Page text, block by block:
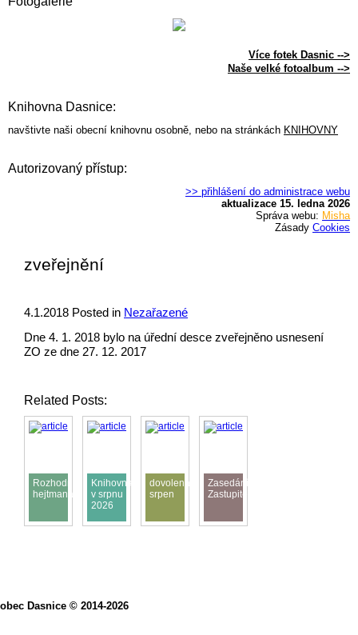
Více fotek Dasnic -->
Naše velké fotoalbum -->
Knihovna Dasnice:
navštivte naši obecní knihovnu osobně, nebo na stránkách KNIHOVNY
Autorizovaný přístup:
>> přihlášení do administrace webu
aktualizace 15. ledna 2026
Správa webu: Misha
Zásady Cookies
zveřejnění
4.1.2018 Posted in Nezařazené
Dne 4. 1. 2018 bylo na úřední desce zveřejněno usnesení
ZO ze dne 27. 12. 2017
Related Posts:
Rozhodnutí
hejtmana
Knihovna
v srpnu
2026
dovolená
srpen
Zasedání
Zastupitelstva
obec Dasnice © 2014-2026